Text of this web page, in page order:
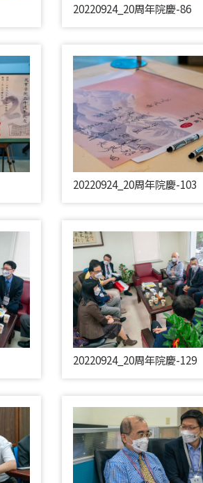
20220924_20周年院慶-86
20220924_20周年院慶-103
20220924_20周年院慶-129